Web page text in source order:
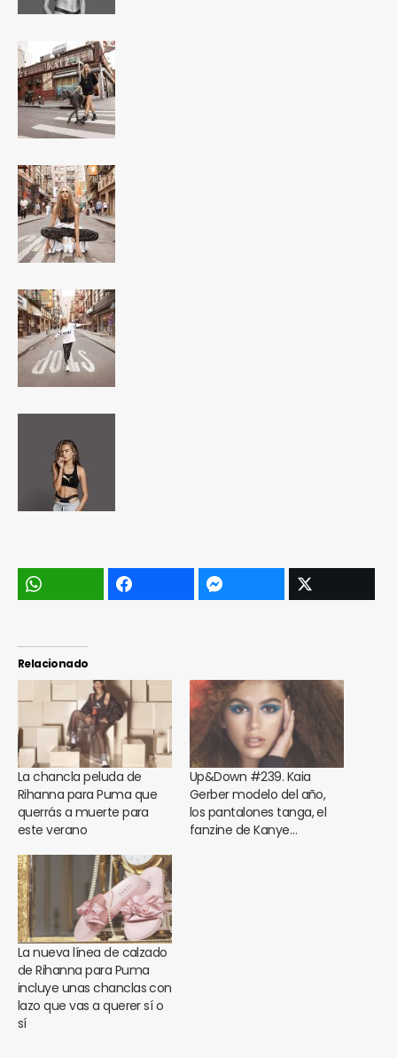
Relacionado
La chancla peluda de
Rihanna para Puma que
querrás a muerte para
este verano
Up&Down #239. Kaia
Gerber modelo del año,
los pantalones tanga, el
fanzine de Kanye…
La nueva línea de calzado
de Rihanna para Puma
incluye unas chanclas con
lazo que vas a querer sí o
sí